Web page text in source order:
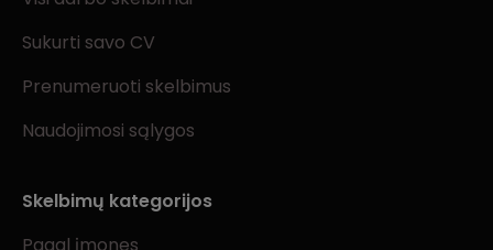
Sukurti savo CV
Prenumeruoti skelbimus
Naudojimosi sąlygos
Skelbimų kategorijos